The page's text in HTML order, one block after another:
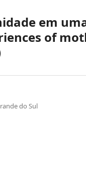
em
of
do Sul